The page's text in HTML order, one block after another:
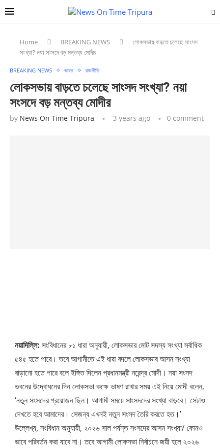
Home BREAKING NEWS
লোকসভায় বাড়তে চলেছে সাংসদ
সংখ্যা? নয়া সংসদে বড় মন্তব্য মোদীর
BREAKING NEWS ভারত রাজনীতি
লোকসভায় বাড়তে চলেছে সাংসদ সংখ্যা? নয়া
সংসদে বড় মন্তব্য মোদীর
by News On Time Tripura 3 years ago 0 comment
নয়াদিল্লি: সংবিধানের ৮১ ধারা অনুযায়ী, লোকসভার মোট সদস্য সংখ্যা সর্বাধিক
৫৪৫ হতে পারে। তবে আগামীতে এই ধারা বদলে লোকসভার আসন সংখ্যা
বাড়ানো হতে পারে বলে ইঙ্গিত দিলেন প্রধানমন্ত্রী নরেন্দ্র মোদী। নয়া সংসদ
ভবনের উদ্বোধনের দিন লোকসভা কক্ষে ভাষণ রাখার সময় এই নিয়ে মোদী বলেন,
‘নতুন সংসদের প্রয়োজন ছিল। আগামী সময়ে সাংসদদের সংখ্যা বাড়বে। সেটাও
দেখতে হবে আমাদের। সেজন্য এখনই নতুন সংসদ তৈরি করতে হত।’
উল্লেখ্য, সংবিধান অনুযায়ী, ২০২৬ সাল পর্যন্ত সংসদের আসন সংখ্যা/ কোনও
ভাবে পরিবর্তন করা যাবে না। তবে আগামী লোকসভা নির্বাচনে জয়ী হলে ২০২৬